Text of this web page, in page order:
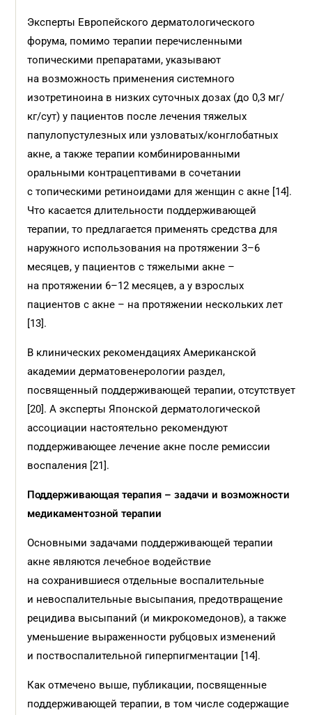
Эксперты Европейского дерматологического
форума, помимо терапии перечисленными
топическими препаратами, указывают
на возможность применения системного
изотретиноина в низких суточных дозах (до 0,3 мг/
кг/сут) у пациентов после лечения тяжелых
папулопустулезных или узловатых/конглобатных
акне, а также терапии комбинированными
оральными контрацептивами в сочетании
с топическими ретиноидами для женщин с акне [14].
Что касается длительности поддерживающей
терапии, то предлагается применять средства для
наружного использования на протяжении 3–6
месяцев, у пациентов с тяжелыми акне –
на протяжении 6–12 месяцев, а у взрослых
пациентов с акне – на протяжении нескольких лет
[13].
В клинических рекомендациях Американской
академии дерматовенерологии раздел,
посвященный поддерживающей терапии, отсутствует
[20]. А эксперты Японской дерматологической
ассоциации настоятельно рекомендуют
поддерживающее лечение акне после ремиссии
воспаления [21].
Поддерживающая терапия – задачи и возможности
медикаментозной терапии
Основными задачами поддерживающей терапии
акне являются лечебное водействие
на сохранившиеся отдельные воспалительные
и невоспалительные высыпания, предотвращение
рецидива высыпаний (и микрокомедонов), а также
уменьшение выраженности рубцовых изменений
и поствоспалительной гиперпигментации [14].
Как отмечено выше, публикации, посвященные
поддерживающей терапии, в том числе содержащие